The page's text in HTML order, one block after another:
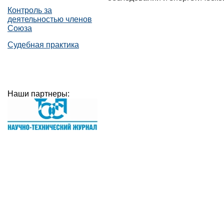
Контроль за
деятельностью членов
Союза
Судебная практика
Наши партнеры: